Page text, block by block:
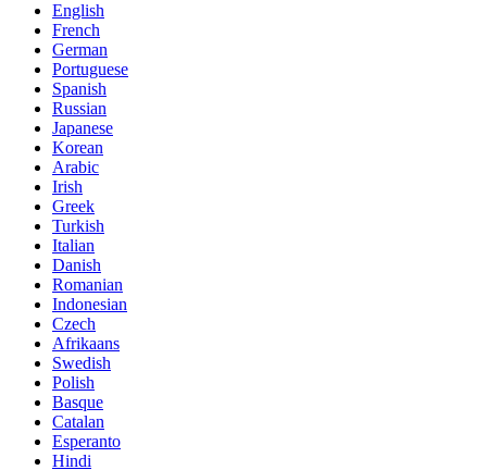
English
French
German
Portuguese
Spanish
Russian
Japanese
Korean
Arabic
Irish
Greek
Turkish
Italian
Danish
Romanian
Indonesian
Czech
Afrikaans
Swedish
Polish
Basque
Catalan
Esperanto
Hindi